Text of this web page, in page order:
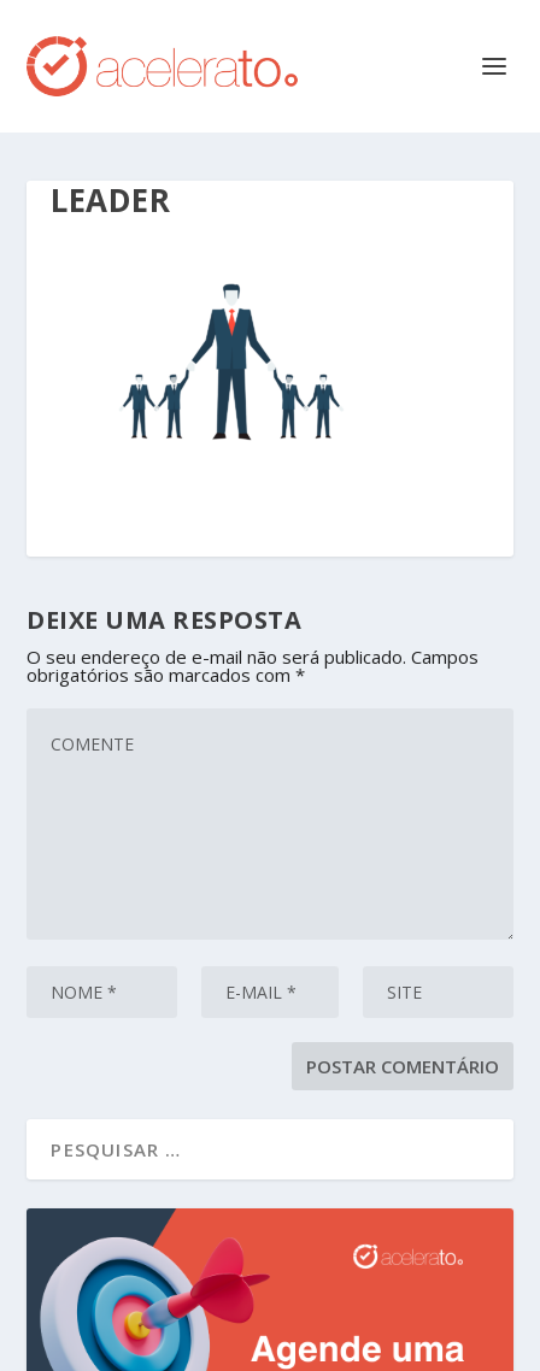
LEADER
DEIXE UMA RESPOSTA
O seu endereço de e-mail não será publicado. Campos
obrigatórios são marcados com*